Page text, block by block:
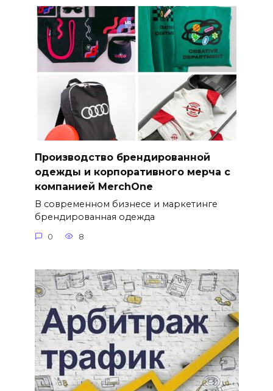
Производство брендированной
одежды и корпоративного мерча с
компанией MerchOne
В современном бизнесе и маркетинге
брендированная одежда
0 8